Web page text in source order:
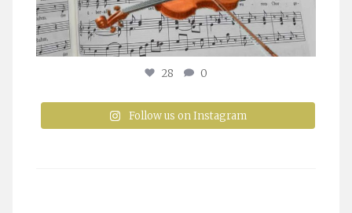
28 0
Follow us on Instagram